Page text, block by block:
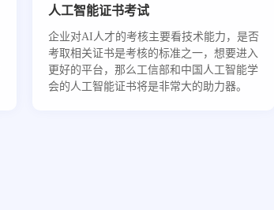
人工智能证书考试
企业对AI人才的考核主要看技术能力，是否
考取相关证书是考核的标准之一，想要进入
更好的平台，那么工信部和中国人工智能学
会的人工智能证书将是非常大的助力器。